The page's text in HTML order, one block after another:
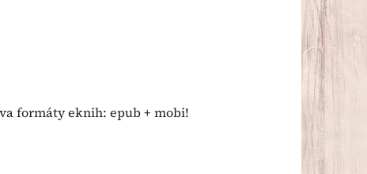
formáty eknih: epub + mobi!